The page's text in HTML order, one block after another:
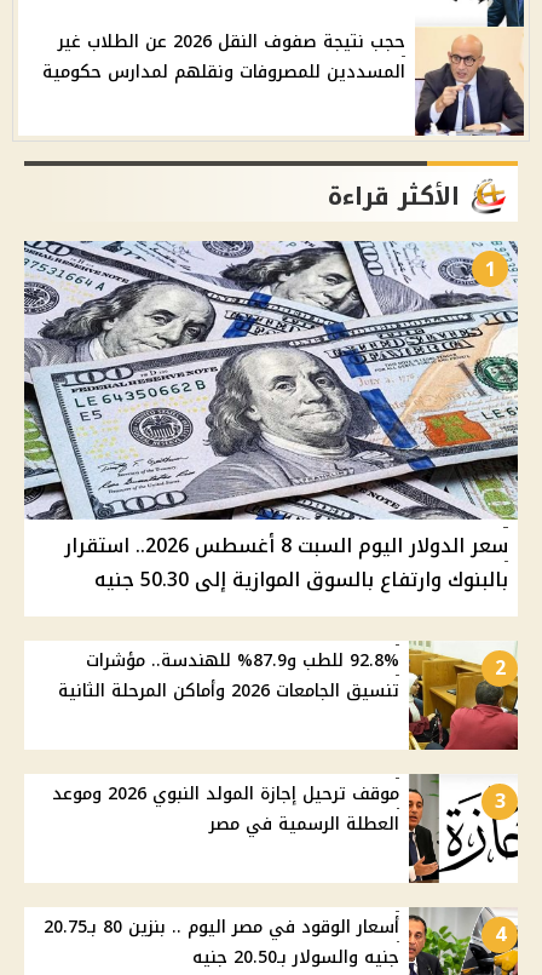
حجب نتيجة صفوف النقل 2026 عن الطلاب غير
المسددين للمصروفات ونقلهم لمدارس حكومية
الأكثر قراءة
1
سعر الدولار اليوم السبت 8 أغسطس 2026.. استقرار
بالبنوك وارتفاع بالسوق الموازية إلى 50.30 جنيه
2
92.8% للطب و87.9% للهندسة.. مؤشرات
تنسيق الجامعات 2026 وأماكن المرحلة الثانية
3
موقف ترحيل إجازة المولد النبوي 2026 وموعد
العطلة الرسمية في مصر
4
أسعار الوقود في مصر اليوم .. بنزين 80 بـ20.75
جنيه والسولار بـ20.50 جنيه